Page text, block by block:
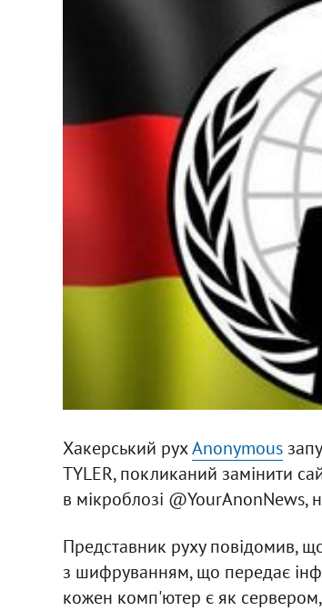
Хакерський рухAnonymous
TYLER, покликаний замінити
в мікроблозі @YourAnonNews,
Представник руху повідомив,
з шифруванням, що передає
кожен комп'ютер є як сервером,